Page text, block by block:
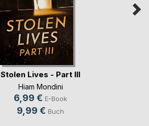
Stolen Lives - Part III
Hiam Mondini
6,99 € E-Book
9,99 € Buch